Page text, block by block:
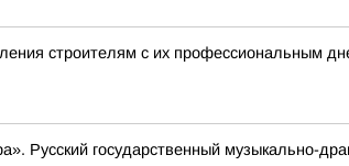
строителям с их профессиональным
Русский государственный музыкально-